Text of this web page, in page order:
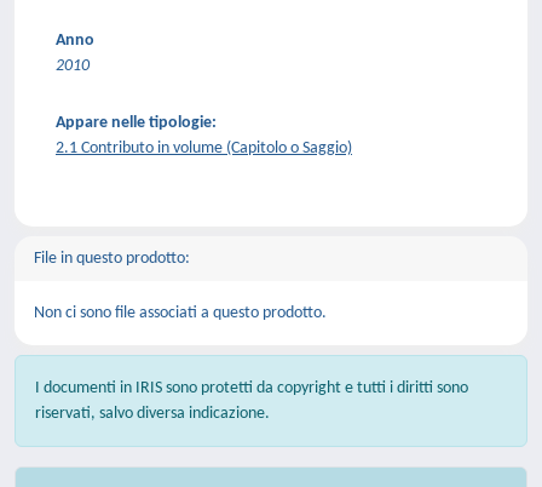
Anno
2010
Appare nelle tipologie:
2.1 Contributo in volume (Capitolo o Saggio)
File in questo prodotto:
Non ci sono file associati a questo prodotto.
I documenti in IRIS sono protetti da copyright e tutti i diritti sono
riservati, salvo diversa indicazione.